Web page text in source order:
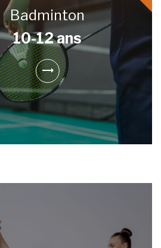
Badminton
10-12 ans